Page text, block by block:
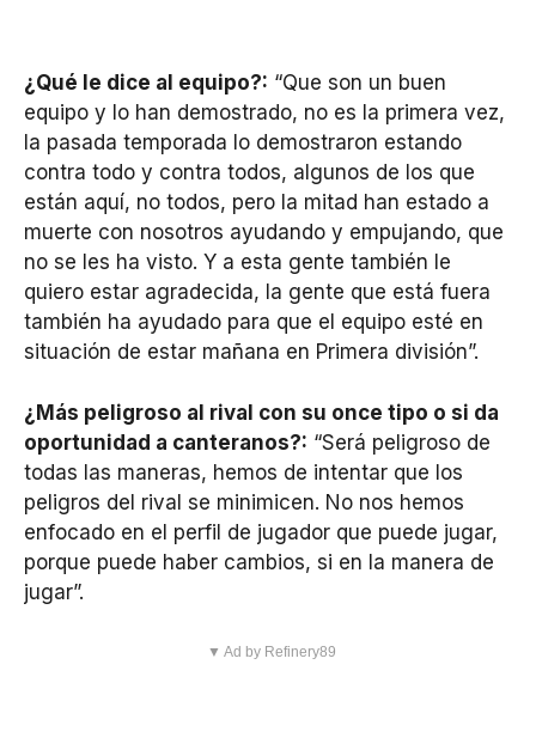
¿Qué le dice al equipo?: “Que son un buen
equipo y lo han demostrado, no es la primera vez,
la pasada temporada lo demostraron estando
contra todo y contra todos, algunos de los que
están aquí, no todos, pero la mitad han estado a
muerte con nosotros ayudando y empujando, que
no se les ha visto. Y a esta gente también le
quiero estar agradecida, la gente que está fuera
también ha ayudado para que el equipo esté en
situación de estar mañana en Primera división”.
¿Más peligroso al rival con su once tipo o si da
oportunidad a canteranos?: “Será peligroso de
todas las maneras, hemos de intentar que los
peligros del rival se minimicen. No nos hemos
enfocado en el perfil de jugador que puede jugar,
porque puede haber cambios, si en la manera de
jugar”.
▼ Ad by Refinery89